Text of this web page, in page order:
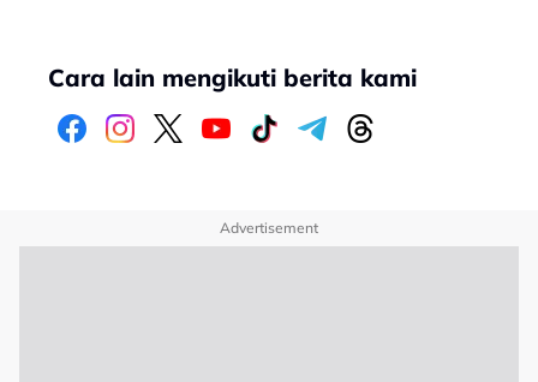
Cara lain mengikuti berita kami
Advertisement